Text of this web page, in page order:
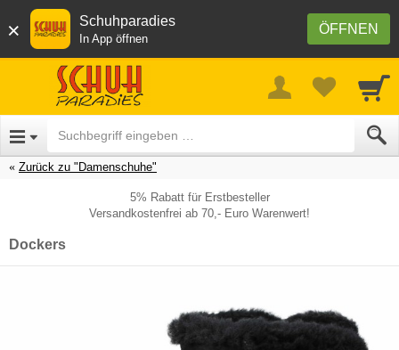
× ÖFFNEN
Schuhparadies
In App öffnen
Zurück zu "Damenschuhe"
5% Rabatt für Erstbesteller
Versandkostenfrei ab 70,- Euro Warenwert!
Dockers